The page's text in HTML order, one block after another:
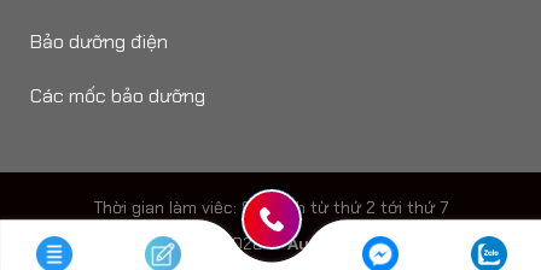
Bảo dưỡng điện
Các mốc bảo dưỡng
Thời gian làm viêc: 8h - 18h từ thứ 2 tới thứ 7
Copyright 2026 ©Auto Speedy